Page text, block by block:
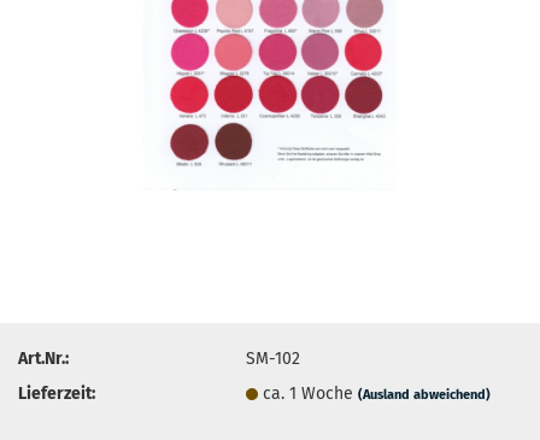
Art.Nr.:
SM-102
Lieferzeit:
ca. 1 Woche(Ausland abweichend)